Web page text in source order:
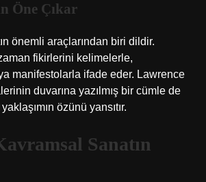
Öne Çıkar
önemli araçlarından biri dildir.
fikirlerini kelimelerle,
manifestolarla ifade eder. Lawrence
duvarına yazılmış bir cümle de
özünü yansıtır.
Sanatın